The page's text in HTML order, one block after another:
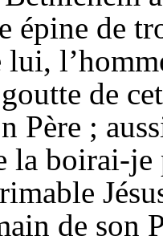
épine de
lui,
de
Père ;
la boirai-
de son